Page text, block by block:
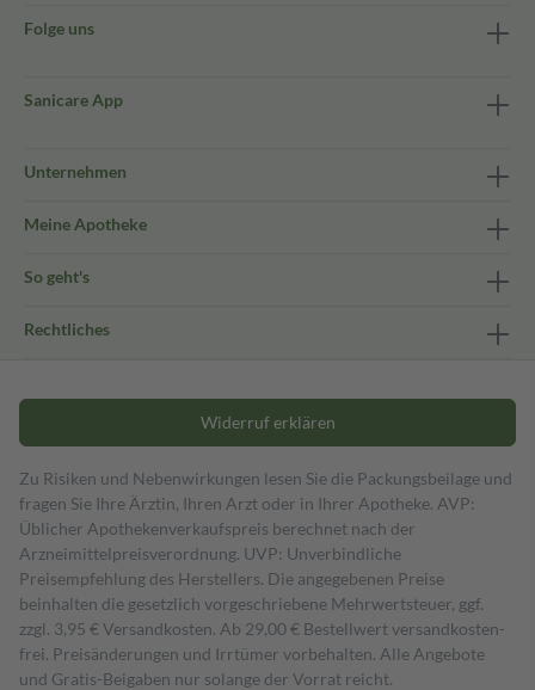
Folge uns
Sanicare App
Unternehmen
Meine Apotheke
So geht's
Rechtliches
Widerruf erklären
Zu Risiken und Nebenwirkungen lesen Sie die Packungsbeilage und
fragen Sie Ihre Ärztin, Ihren Arzt oder in Ihrer Apotheke. AVP:
Üblicher Apothekenverkaufspreis berechnet nach der
Arzneimittelpreisverordnung. UVP: Unverbindliche
Preisempfehlung des Herstellers. Die angegebenen Preise
beinhalten die gesetzlich vorgeschriebene Mehrwertsteuer, ggf.
zzgl. 3,95 € Versandkosten. Ab 29,00 € Bestell­wert versand­kosten­
frei. Preisänderungen und Irrtümer vorbehalten. Alle Angebote
und Gratis-Beigaben nur solange der Vorrat reicht.